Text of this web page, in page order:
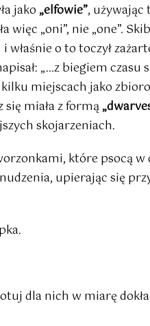
jako„elfowie”, używając
więc „oni”, nie „one”.
i właśnie o to toczył
„…z biegiem czasu
kilku miejscach jako
miała z formą
skojarzeniach.
które psocą w
upierając się
dla nich w miarę